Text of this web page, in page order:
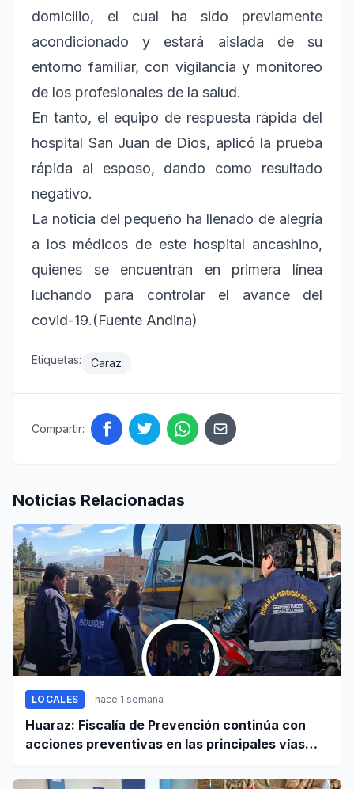
domicilio, el cual ha sido previamente
acondicionado y estará aislada de su
entorno familiar, con vigilancia y monitoreo
de los profesionales de la salud.
En tanto, el equipo de respuesta rápida del
hospital San Juan de Dios, aplicó la prueba
rápida al esposo, dando como resultado
negativo.
La noticia del pequeño ha llenado de alegría
a los médicos de este hospital ancashino,
quienes se encuentran en primera línea
luchando para controlar el avance del
covid-19.(Fuente Andina)
Etiquetas: Caraz
Compartir:
Noticias Relacionadas
LOCALES hace 1 semana
Huaraz: Fiscalía de Prevención continúa con
acciones preventivas en las principales vías